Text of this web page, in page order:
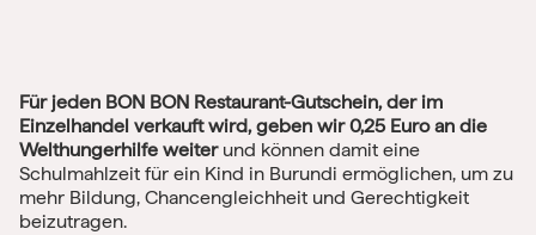
Für jeden BON BON Restaurant-Gutschein, der im
Einzelhandel verkauft wird, geben wir 0,25 Euro an die
Welthungerhilfe weiterund können damit eine
Schulmahlzeit für ein Kind in Burundi ermöglichen, um zu
mehr Bildung, Chancengleichheit und Gerechtigkeit
beizutragen.